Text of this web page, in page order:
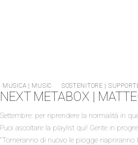
MUSICA | MUSIC SOSTENITORE |
NEXT METABOX |
Settembre: per riprendere la normalità in
Puoi ascoltare la playlist qui! Gente in
"Torneranno di nuovo le piogge riapriranno